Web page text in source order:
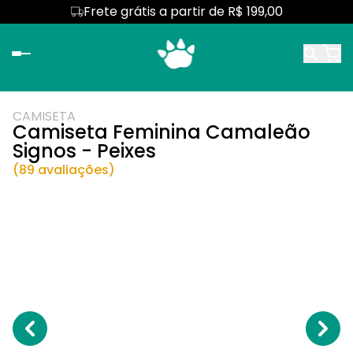
Frete grátis a partir de R$ 199,00
CAMISETA
Camiseta Feminina Camaleão
Signos - Peixes
(89 avaliações)